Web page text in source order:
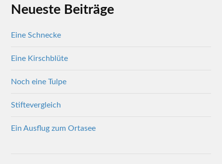
Neueste Beiträge
Eine Schnecke
Eine Kirschblüte
Noch eine Tulpe
Stiftevergleich
Ein Ausflug zum Ortasee